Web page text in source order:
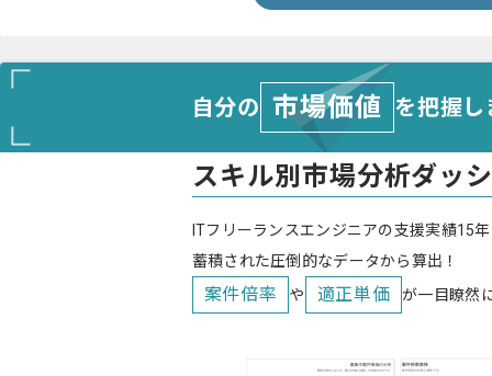
自分の 市場価値 を把握
スキル別市場分析ダッ
ITフリーランスエンジニアの支援実績15
蓄積された圧倒的なデータから算出！
案件倍率 や 適正単価 が一目瞭然